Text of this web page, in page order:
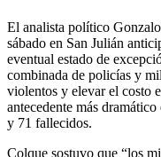
El analista político
sábado en San Julián
eventual estado de
combinada de policías y
violentos y elevar el costo
antecedente más
y 71 fallecidos.
Colque sostuvo que “los